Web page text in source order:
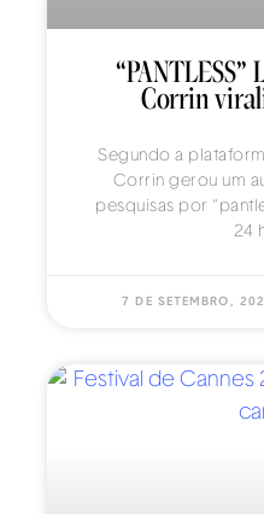
Corrin
Segundo a
Corrin gerou um
pesquisas por
24
7 DE SETEMBRO,